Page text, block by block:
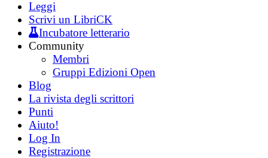
Leggi
Scrivi un LibriCK
Incubatore letterario
Community
Membri
Gruppi Edizioni Open
Blog
La rivista degli scrittori
Punti
Aiuto!
Log In
Registrazione